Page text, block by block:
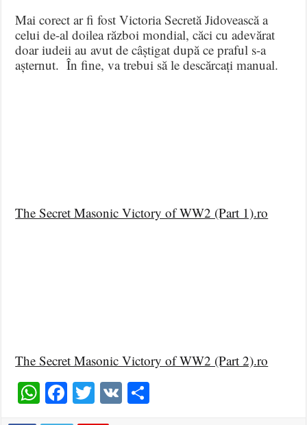
Mai corect ar fi fost Victoria Secretă Jidovească a
celui de-al doilea război mondial, căci cu adevărat
doar iudeii au avut de câștigat după ce praful s-a
așternut. În fine, va trebui să le descărcați manual.
The Secret Masonic Victory of WW2 (Part 1).ro
The Secret Masonic Victory of WW2 (Part 2).ro
WhatsApp
Facebook
Twitter
VK